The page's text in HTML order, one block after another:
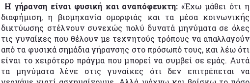
Η γήρανση είναι φυσική και αναπόφευκτη: «Έχω μάθει ότι η
διαφήμιση, η βιομηχανία ομορφιάς και τα μέσα κοινωνικής
δικτύωσης στέλνουν συνεχώς πολύ δυνατά μηνύματα σε όλες
τις γυναίκες που θέλουν με τεχνητούς τρόπους να απαλλαγούν
από τα φυσικά σημάδια γήρανσης στο πρόσωπό τους, και λέω ότι
είναι το χειρότερο πράγμα που μπορεί να συμβεί σε εμάς. Αυτά
τα μηνύματα λένε στις γυναίκες ότι δεν επιτρέπεται να